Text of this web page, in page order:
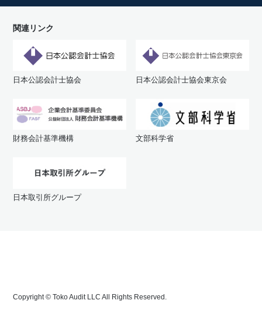
関連リンク
日本公認会計士協会 日本公認会計士協会東京会
財務会計基準機構 文部科学省
日本取引所グループ
Copyright © Toko Audit LLC All Rights Reserved.